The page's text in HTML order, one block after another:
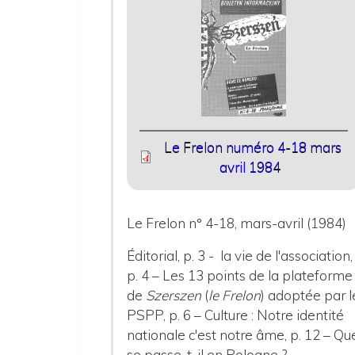
Le Frelon numéro 4-18 mars
avril 1984
Le Frelon n° 4-18, mars-avril (1984)
Éditorial, p. 3 - la vie de l'association,
p. 4 – Les 13 points de la plateforme
de Szerszen (le Frelon) adoptée par
PSPP, p. 6 – Culture : Notre identité
nationale c'est notre âme, p. 12 –